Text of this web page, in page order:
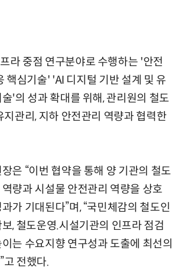
라 중점 연구분야로 수행하는 '안전
핵심기술' 'AI 디지털 기반 설계 및 유
'의 성과 확대를 위해, 관리원의 철도
지관리, 지하 안전관리 역량과 협력한
은 “이번 협약을 통해 양 기관의 철도
량과 시설물 안전관리 역량을 상호
가 기대된다”며, “국민체감의 철도인
, 철도운영.시설기관의 인프라 점검
는 수요지향 연구성과 도출에 최선의
고 전했다.